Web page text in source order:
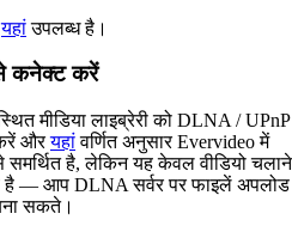
यहांउपलब्ध है।
कनेक्ट करें
मीडिया लाइब्रेरी को DLNA / UPnP
करें औरयहांवर्णित अनुसार Evervideo में
है, लेकिन यह केवल वीडियो चलाने
है — आप DLNA सर्वर पर फाइलें अपलोड
सकते।